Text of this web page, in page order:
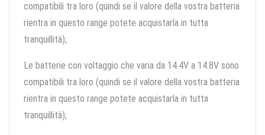
compatibili tra loro (quindi se il valore della vostra batteria
rientra in questo range potete acquistarla in tutta
tranquillità);
Le batterie con voltaggio che varia da 14.4V a 14.8V sono
compatibili tra loro (quindi se il valore della vostra batteria
rientra in questo range potete acquistarla in tutta
tranquillità);